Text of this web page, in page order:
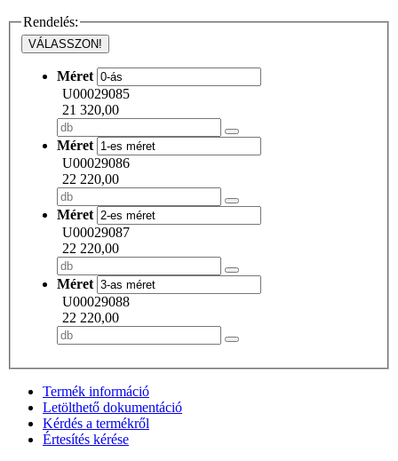
Rendelés:
VÁLASSZON!
Méret
U00029085
21 320,00
Méret
U00029086
22 220,00
Méret
U00029087
22 220,00
Méret
U00029088
22 220,00
Termék információ
Letölthető dokumentáció
Kérdés a termékről
Értesítés kérése